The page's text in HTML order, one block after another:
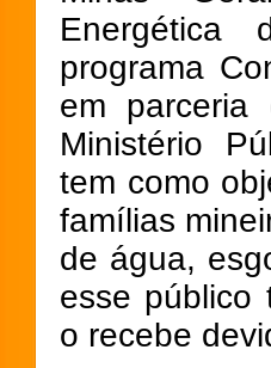
Energética
programa
em
Ministério
tem como
famílias
de água,
esse público
o recebe